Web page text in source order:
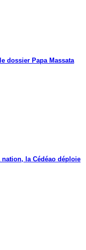
dossier Papa Massata
la Cédéao déploie